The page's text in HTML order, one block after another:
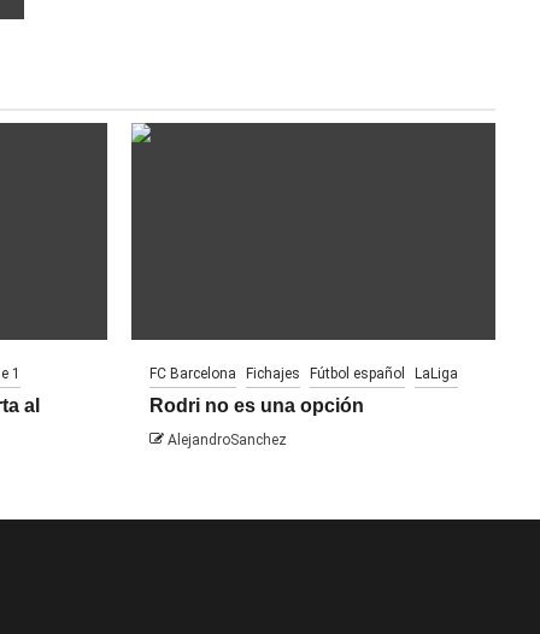
1
al
FC Barcelona Fichajes Fútbol español LaLiga
Rodri no es una opción
AlejandroSanchez